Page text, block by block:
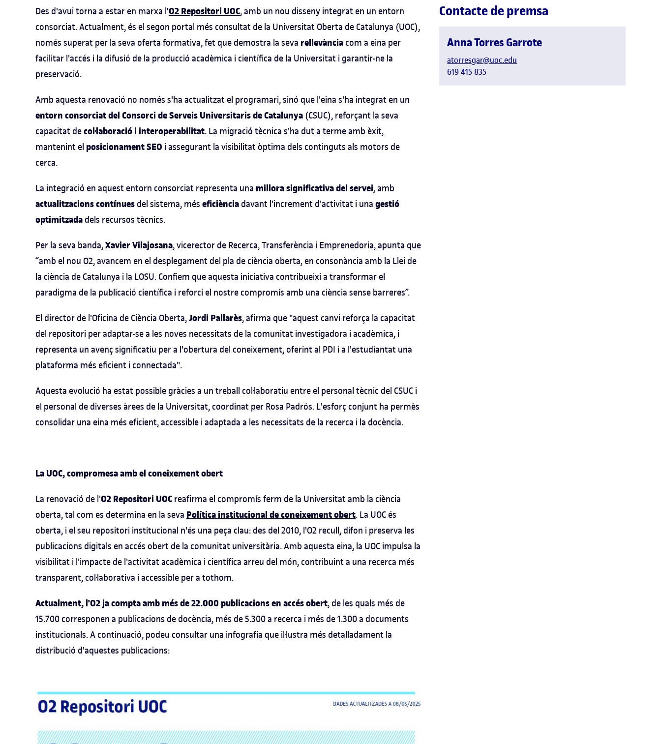
Des d'avui torna a estar en marxa l'O2 Repositori UOC, amb un nou disseny integrat en un entorn
consorciat. Actualment, és el segon portal més consultat de la Universitat Oberta de Catalunya (UOC),
només superat per la seva oferta formativa, fet que demostra la seva rellevància com a eina per
facilitar l'accés i la difusió de la producció acadèmica i científica de la Universitat i garantir-ne la
preservació.
Amb aquesta renovació no només s'ha actualitzat el programari, sinó que l'eina s'ha integrat en un
entorn consorciat del Consorci de Serveis Universitaris de Catalunya (CSUC), reforçant la seva
capacitat decol·laboració i interoperabilitat. La migració tècnica s'ha dut a terme amb èxit,
mantenint el posicionament SEO i assegurant la visibilitat òptima dels continguts als motors de
cerca.
La integració en aquest entorn consorciat representa una millora significativa del servei, amb
actualitzacions contínues del sistema, més eficiència davant l'increment d'activitat i una gestió
optimitzada dels recursos tècnics.
Per la seva banda,Xavier Vilajosana, vicerector de Recerca, Transferència i Emprenedoria, apunta que
“amb el nou O2, avancem en el desplegament del pla de ciència oberta, en consonància amb la Llei de
la ciència de Catalunya i la LOSU. Confiem que aquesta iniciativa contribueixi a transformar el
paradigma de la publicació científica i reforci el nostre compromís amb una ciència sense barreres”.
El director de l'Oficina de Ciència Oberta,Jordi Pallarès, afirma que "aquest canvi reforça la capacitat
del repositori per adaptar-se a les noves necessitats de la comunitat investigadora i acadèmica, i
representa un avenç significatiu per a l'obertura del coneixement, oferint al PDI i a l'estudiantat una
plataforma més eficient i connectada".
Aquesta evolució ha estat possible gràcies a un treball col·laboratiu entre el personal tècnic del CSUC i
el personal de diverses àrees de la Universitat, coordinat per Rosa Padrós. L'esforç conjunt ha permès
consolidar una eina més eficient, accessible i adaptada a les necessitats de la recerca i la docència.
La UOC, compromesa amb el coneixement obert
La renovació de l'O2 Repositori UOC reafirma el compromís ferm de la Universitat amb la ciència
oberta, tal com es determina en la seva Política institucional de coneixement obert. La UOC és
oberta, i el seu repositori institucional n'és una peça clau: des del 2010, l'O2 recull, difon i preserva les
publicacions digitals en accés obert de la comunitat universitària. Amb aquesta eina, la UOC impulsa la
visibilitat i l'impacte de l'activitat acadèmica i científica arreu del món, contribuint a una recerca més
transparent, col·laborativa i accessible per a tothom.
Actualment, l'O2 ja compta amb més de 22.000 publicacions en accés obert, de les quals més de
15.700 corresponen a publicacions de docència, més de 5.300 a recerca i més de 1.300 a documents
institucionals. A continuació, podeu consultar una infografia que il·lustra més detalladament la
distribució d'aquestes publicacions:
Contacte de premsa
Anna Torres Garrote
atorresgar@uoc.edu
619 415 835